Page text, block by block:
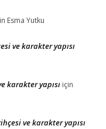
Esma Yutku
ve karakter yapısı
karakter yapısı için
ve karakter yapısı